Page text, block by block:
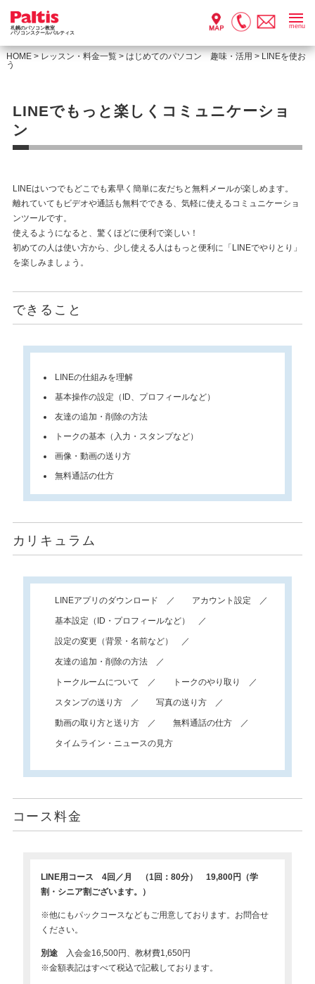
札幌のパソコン教室
パソコンスクールパルティス
menu
HOME> レッスン・料金一覧> はじめてのパソコン 趣味・活用 > LINEを使お
う
LINEでもっと楽しくコミュニケーショ
ン
LINEはいつでもどこでも素早く簡単に友だちと無料メールが楽しめます。
離れていてもビデオや通話も無料でできる、気軽に使えるコミュニケーショ
ンツールです。
使えるようになると、驚くほどに便利で楽しい！
初めての人は使い方から、少し使える人はもっと便利に「LINEでやりとり」
を楽しみましょう。
できること
LINEの仕組みを理解
基本操作の設定（ID、プロフィールなど）
友達の追加・削除の方法
トークの基本（入力・スタンプなど）
画像・動画の送り方
無料通話の仕方
カリキュラム
LINEアプリのダウンロード アカウント設定
基本設定（ID・プロフィールなど）
設定の変更（背景・名前など）
友達の追加・削除の方法
トークルームについて トークのやり取り
スタンプの送り方 写真の送り方
動画の取り方と送り方 無料通話の仕方
タイムライン・ニュースの見方
コース料金
LINE用コース 4回／月 （1回：80分） 19,800円（学
割・シニア割ございます。）
※他にもパックコースなどもご用意しております。お問合せ
ください。
別途入会金16,500円、教材費1,650円
※金額表記はすべて税込で記載しております。